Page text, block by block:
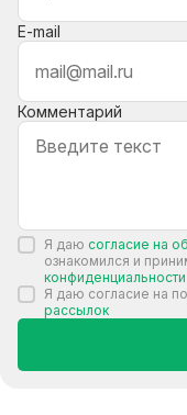
E-mail
Комментарий
Я даю согласие на
ознакомился и
конфиденциальности
Я даю согласие на
рассылок